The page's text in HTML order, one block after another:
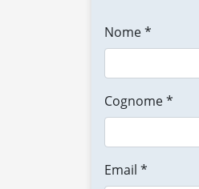
Nome *
Cognome *
Email *